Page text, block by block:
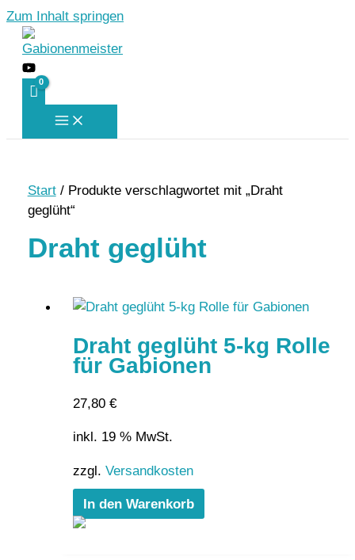
Zum Inhalt springen
Start/ Produkte verschlagwortet mit „Draht
geglüht“
Draht geglüht
Draht geglüht 5-kg Rolle
für Gabionen
27,80 €
inkl. 19 % MwSt.
zzgl. Versandkosten
In den Warenkorb